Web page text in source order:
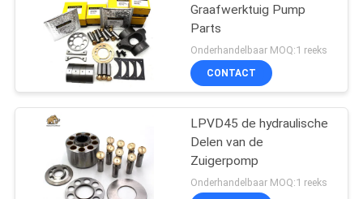
Graafwerktuig Pump
Parts
Onderhandelbaar MOQ:1 reeks
CONTACT
LPVD45 de hydraulische
Delen van de
Zuigerpomp
Onderhandelbaar MOQ:1 reeks